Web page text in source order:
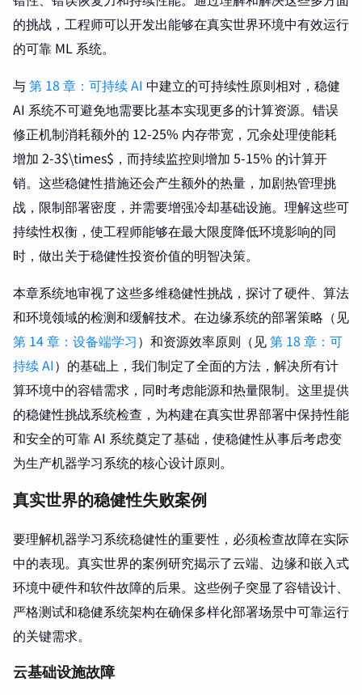
的挑战，工程师可以开发出能够在真实世界环境中有效运行
的可靠 ML 系统。
与第 18 章：可持续 AI 中建立的可持续性原则相对，稳健
AI 系统不可避免地需要比基本实现更多的计算资源。错误
修正机制消耗额外的 12-25% 内存带宽，冗余处理使能耗
增加 2-3$\times$，而持续监控则增加 5-15% 的计算开
销。这些稳健性措施还会产生额外的热量，加剧热管理挑
战，限制部署密度，并需要增强冷却基础设施。理解这些可
持续性权衡，使工程师能够在最大限度降低环境影响的同
时，做出关于稳健性投资价值的明智决策。
本章系统地审视了这些多维稳健性挑战，探讨了硬件、算法
和环境领域的检测和缓解技术。在边缘系统的部署策略（见
第 14 章：设备端学习）和资源效率原则（见第 18 章：可
持续 AI）的基础上，我们制定了全面的方法，解决所有计
算环境中的容错需求，同时考虑能源和热量限制。这里提供
的稳健性挑战系统检查，为构建在真实世界部署中保持性能
和安全的可靠 AI 系统奠定了基础，使稳健性从事后考虑变
为生产机器学习系统的核心设计原则。
真实世界的稳健性失败案例
要理解机器学习系统稳健性的重要性，必须检查故障在实际
中的表现。真实世界的案例研究揭示了云端、边缘和嵌入式
环境中硬件和软件故障的后果。这些例子突显了容错设计、
严格测试和稳健系统架构在确保多样化部署场景中可靠运行
的关键需求。
云基础设施故障